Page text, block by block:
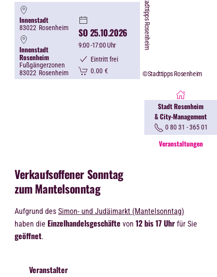
Innenstadt
83022 Rosenheim
Innenstadt
Rosenheim
Fußgängerzonen
83022 Rosenheim
SO 25.10.2026
9:00-17:00 Uhr
Eintritt frei
0.00 €
©Stadttipps Rosenheim
©Stadttipps Rosenheim
Stadt Rosenheim
& City-Management
0 80 31 - 365 01
Veranstaltungen
Verkaufsoffener Sonntag
zum Mantelsonntag
Aufgrund des Simon- und Judäimarkt (Mantelsonntag)
haben die Einzelhandelsgeschäfte von 12 bis 17 Uhr für Sie
geöffnet.
Veranstalter